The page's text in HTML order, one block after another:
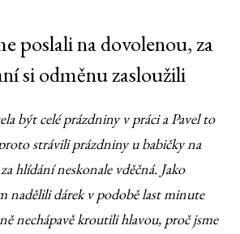
poslali na dovolenou, za
si odměnu zasloužili
být celé prázdniny v práci a Pavel to
strávili prázdniny u babičky na
hlídání neskonale vděčná. Jako
nadělili dárek v podobě last minute
nechápavě kroutili hlavou, proč jsme